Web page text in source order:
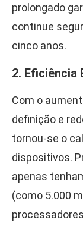
prolongado
continue
cinco anos.
2. Eficiência
Com o
definição e
tornou-se o
dispositivos.
apenas
(como 5.000